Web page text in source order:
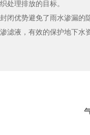
织处理排放的目标。
封闭优势避免了雨水渗漏的
渗滤液，有效的保护地下水